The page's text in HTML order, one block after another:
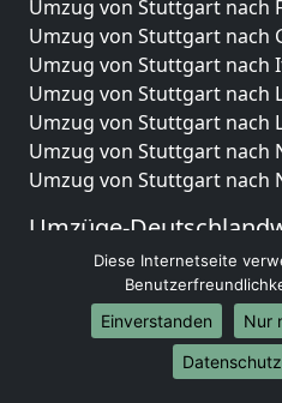
Umzug von Stuttgart nach
Umzug von Stuttgart nach
Umzug von Stuttgart nach
Umzug von Stuttgart nach
Umzug von Stuttgart nach
Umzug von Stuttgart nach
Umzug von Stuttgart nach
Umzüge-
Umzug von Stuttgart nach
Umzug von Stuttgart nach
Umzug von Stuttgart nach
Umzug von Stuttgart nach
Umzug von Stuttgart nach
Diese Internetseite
Einverstanden
Nur